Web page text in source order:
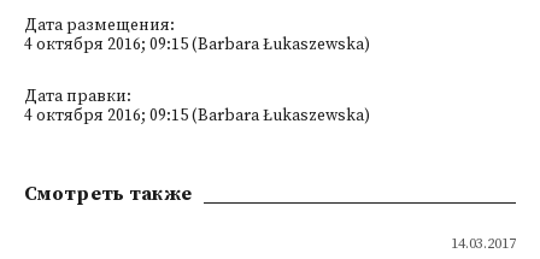
Дата размещения:
4 октября 2016; 09:15 (Barbara Łukaszewska)
Дата правки:
4 октября 2016; 09:15 (Barbara Łukaszewska)
Смотреть также
14.03.2017